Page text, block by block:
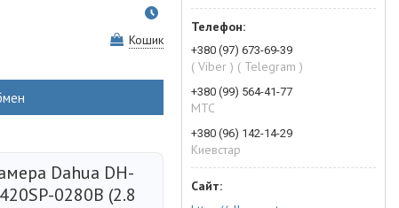
Кошик
Dahua DH-
0280B (2.8
+380 (97) 673-69-39
( Viber ) ( Telegram )
+380 (99) 564-41-77
МТС
+380 (96) 142-14-29
Киевстар